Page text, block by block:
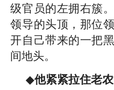
级官员的左拥右簇
领导的头顶，那位
开自己带来的一把
间地头。
◆他紧紧拉住老